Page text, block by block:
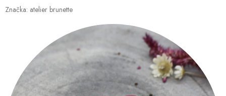
Značka: atelier brunette